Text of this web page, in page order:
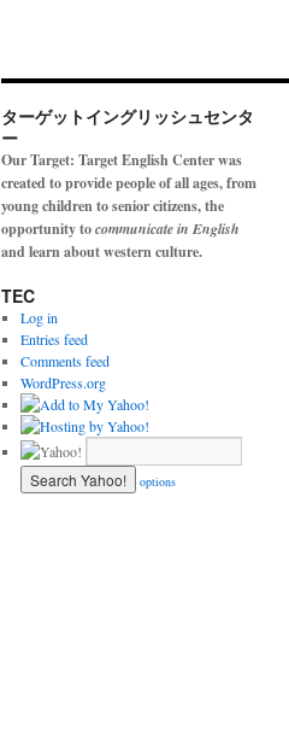
ターゲットイングリッシュセンタ
ー
Our Target: Target English Center was
created to provide people of all ages, from
young children to senior citizens, the
opportunity tocommunicate in English
and learn about western culture.
TEC
Log in
Entries feed
Comments feed
WordPress.org
options